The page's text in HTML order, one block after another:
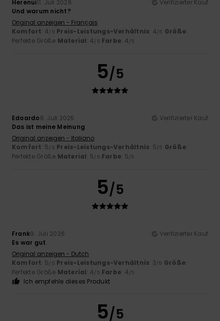
Herenui11. Juli 2026
Verifizierter Kauf
Und warum nicht?
Original anzeigen - Français
Komfort: 4/5 Preis-Leistungs-Verhältnis: 4/5 Größe:
Perfekte Größe Material: 4/5 Farbe: 4/5
5/5
Edoardo9. Juli 2026
Verifizierter Kauf
Das ist meine Meinung
Original anzeigen - Italiano
Komfort: 5/5 Preis-Leistungs-Verhältnis: 5/5 Größe:
Perfekte Größe Material: 5/5 Farbe: 5/5
5/5
Frank9. Juli 2026
Verifizierter Kauf
Es war gut
Original anzeigen - Dutch
Komfort: 5/5 Preis-Leistungs-Verhältnis: 3/5 Größe:
Perfekte Größe Material: 4/5 Farbe: 4/5
Ich empfehle dieses Produkt
5/5